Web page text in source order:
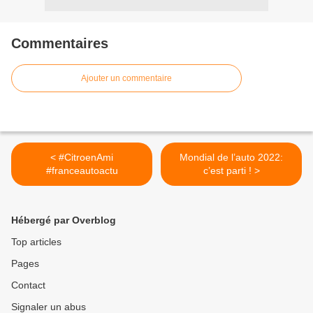
Commentaires
Ajouter un commentaire
< #CitroenAmi
#franceautoactu
Mondial de l’auto 2022:
c’est parti ! >
Hébergé par Overblog
Top articles
Pages
Contact
Signaler un abus